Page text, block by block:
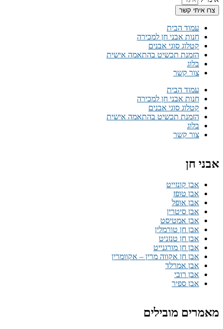
צרו איתי קשר
עמוד הבית
חנות אבני חן למכירה
קטלוג סוגי אבנים
הזמנת תכשיט בהתאמה אישית
בלוג
צור קשר
עמוד הבית
חנות אבני חן למכירה
קטלוג סוגי אבנים
הזמנת תכשיט בהתאמה אישית
בלוג
צור קשר
אבני חן
אבן קונזייט
אבן טופז
אבן אופל
אבן סיטרין
אבן אמטיסט
אבן חן טורמלין
אבן חן טנזניט
אבן חן מורגנייט
אבן חן אקווה מרין – אקוומרין
אבן אמרלד
אבן רובי
אבן ספיר
מאמרים מובילים